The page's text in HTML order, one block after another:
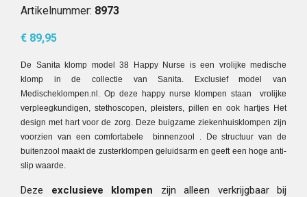
Artikelnummer: 8973
€ 89,95
De Sanita klomp model 38 Happy Nurse is een vrolijke medische
klomp in de collectie van Sanita. Exclusief model van
Medischeklompen.nl. Op deze happy nurse klompen staan vrolijke
verpleegkundigen, stethoscopen, pleisters, pillen en ook hartjes Het
design met hart voor de zorg. Deze buigzame ziekenhuisklompen zijn
voorzien van een comfortabele binnenzool . De structuur van de
buitenzool maakt de zusterklompen geluidsarm en geeft een hoge anti-
slip waarde.
Deze exclusieve klompen zijn alleen verkrijgbaar bij